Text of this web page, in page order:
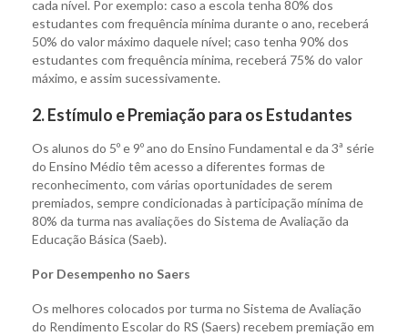
cada nível. Por exemplo: caso a escola tenha 80% dos
estudantes com frequência mínima durante o ano, receberá
50% do valor máximo daquele nível; caso tenha 90% dos
estudantes com frequência mínima, receberá 75% do valor
máximo, e assim sucessivamente.
2. Estímulo e Premiação para os Estudantes
Os alunos do 5º e 9º ano do Ensino Fundamental e da 3ª série
do Ensino Médio têm acesso a diferentes formas de
reconhecimento, com várias oportunidades de serem
premiados, sempre condicionadas à participação mínima de
80% da turma nas avaliações do Sistema de Avaliação da
Educação Básica (Saeb).
Por Desempenho no Saers
Os melhores colocados por turma no Sistema de Avaliação
do Rendimento Escolar do RS (Saers) recebem premiação em